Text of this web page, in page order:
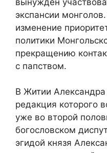
экспансии
изменение
политики
прекращению
с папством.
В Житии
редакция которого
уже во второй
богословском
эгидой князя